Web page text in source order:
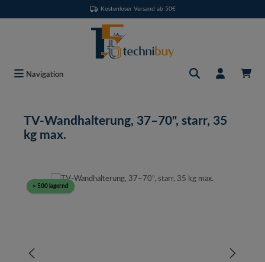
Kostenloser Versand ab 50€
Navigation
TV-Wandhalterung, 37–70", starr, 35
kg max.
Bildergalerie überspringen
> 500 lagernd